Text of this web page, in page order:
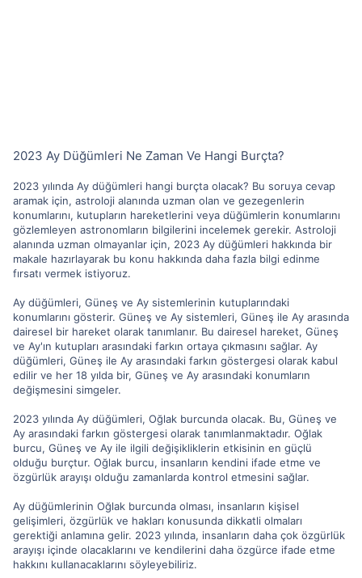
2023 Ay Düğümleri Ne Zaman Ve Hangi Burçta?
2023 yılında Ay düğümleri hangi burçta olacak? Bu soruya cevap
aramak için, astroloji alanında uzman olan ve gezegenlerin
konumlarını, kutupların hareketlerini veya düğümlerin konumlarını
gözlemleyen astronomların bilgilerini incelemek gerekir. Astroloji
alanında uzman olmayanlar için, 2023 Ay düğümleri hakkında bir
makale hazırlayarak bu konu hakkında daha fazla bilgi edinme
fırsatı vermek istiyoruz.
Ay düğümleri, Güneş ve Ay sistemlerinin kutuplarındaki
konumlarını gösterir. Güneş ve Ay sistemleri, Güneş ile Ay arasında
dairesel bir hareket olarak tanımlanır. Bu dairesel hareket, Güneş
ve Ay'ın kutupları arasındaki farkın ortaya çıkmasını sağlar. Ay
düğümleri, Güneş ile Ay arasındaki farkın göstergesi olarak kabul
edilir ve her 18 yılda bir, Güneş ve Ay arasındaki konumların
değişmesini simgeler.
2023 yılında Ay düğümleri, Oğlak burcunda olacak. Bu, Güneş ve
Ay arasındaki farkın göstergesi olarak tanımlanmaktadır. Oğlak
burcu, Güneş ve Ay ile ilgili değişikliklerin etkisinin en güçlü
olduğu burçtur. Oğlak burcu, insanların kendini ifade etme ve
özgürlük arayışı olduğu zamanlarda kontrol etmesini sağlar.
Ay düğümlerinin Oğlak burcunda olması, insanların kişisel
gelişimleri, özgürlük ve hakları konusunda dikkatli olmaları
gerektiği anlamına gelir. 2023 yılında, insanların daha çok özgürlük
arayışı içinde olacaklarını ve kendilerini daha özgürce ifade etme
hakkını kullanacaklarını söyleyebiliriz.